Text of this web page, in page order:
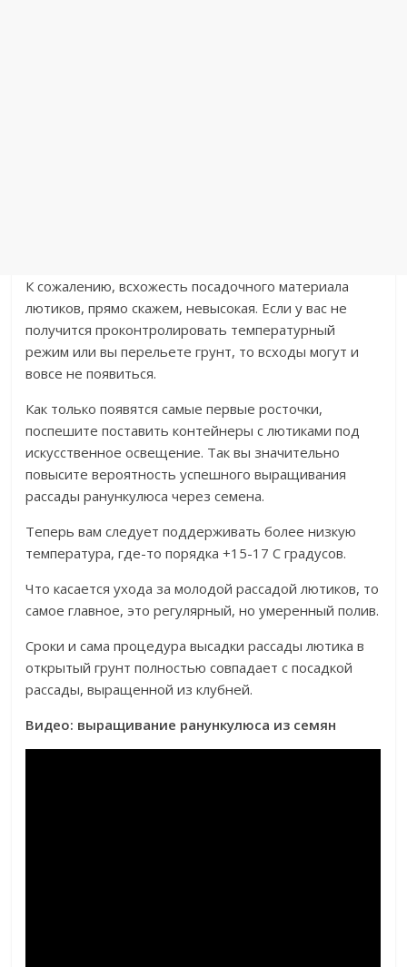
К сожалению, всхожесть посадочного материала
лютиков, прямо скажем, невысокая. Если у вас не
получится проконтролировать температурный
режим или вы перельете грунт, то всходы могут и
вовсе не появиться.
Как только появятся самые первые росточки,
поспешите поставить контейнеры с лютиками под
искусственное освещение. Так вы значительно
повысите вероятность успешного выращивания
рассады ранункулюса через семена.
Теперь вам следует поддерживать более низкую
температура, где-то порядка +15-17 С градусов.
Что касается ухода за молодой рассадой лютиков, то
самое главное, это регулярный, но умеренный полив.
Сроки и сама процедура высадки рассады лютика в
открытый грунт полностью совпадает с посадкой
рассады, выращенной из клубней.
Видео: выращивание ранункулюса из семян